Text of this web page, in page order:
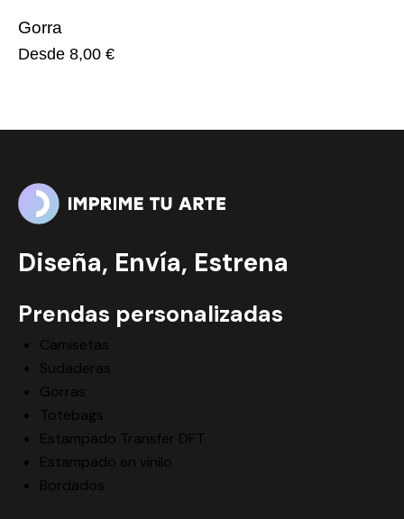
Gorra
Desde 8,00 €
Diseña, Envía, Estrena
Prendas personalizadas
Camisetas
Sudaderas
Gorras
Totebags
Estampado Transfer DFT
Estampado en vinilo
Bordados